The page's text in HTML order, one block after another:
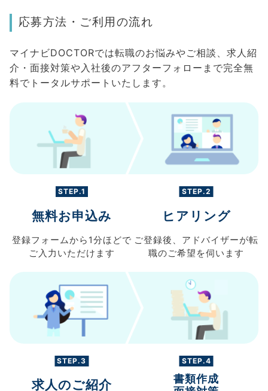
応募方法・ご利用の流れ
マイナビDOCTORでは転職のお悩みやご相談、求人紹
介・面接対策や入社後のアフターフォローまで完全無
料でトータルサポートいたします。
STEP.1
無料お申込み
登録フォームから 1分ほどで
ご入力 いただけます
STEP.2
ヒアリング
ご登録後、 アドバイザーが転
職のご希望を伺います
STEP.3
求人のご紹介
STEP.4
書類作成